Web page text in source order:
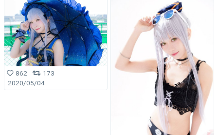
862
173
2020/05/04